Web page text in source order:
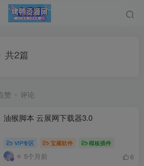
共2篇
赞 评论
油猴脚本 云展网下载器3.0
VIP专区 宝藏软件 模板插件
5个月前 6